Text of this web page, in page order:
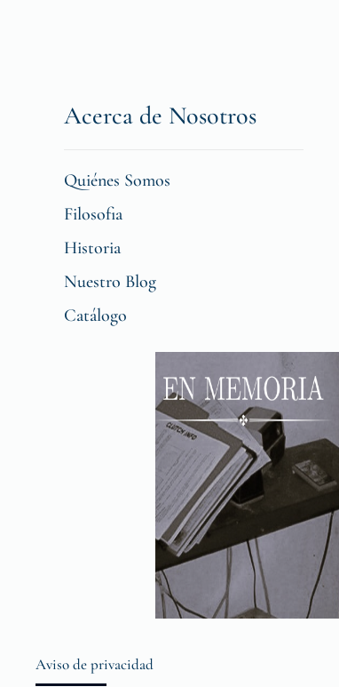
Acerca de Nosotros
Quiénes Somos
Filosofia
Historia
Nuestro Blog
Catálogo
Aviso de privacidad